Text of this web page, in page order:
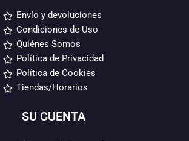
Envío y devoluciones
Condiciones de Uso
Quiénes Somos
Política de Privacidad
Política de Cookies
Tiendas/Horarios
SU CUENTA